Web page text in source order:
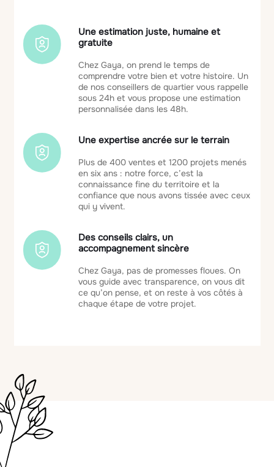
Une estimation juste, humaine et
gratuite
Chez Gaya, on prend le temps de
comprendre votre bien et votre histoire. Un
de nos conseillers de quartier vous rappelle
sous 24h et vous propose une estimation
personnalisée dans les 48h.
Une expertise ancrée sur le terrain
Plus de 400 ventes et 1200 projets menés
en six ans : notre force, c’est la
connaissance fine du territoire et la
confiance que nous avons tissée avec ceux
qui y vivent.
Des conseils clairs, un
accompagnement sincère
Chez Gaya, pas de promesses floues. On
vous guide avec transparence, on vous dit
ce qu’on pense, et on reste à vos côtés à
chaque étape de votre projet.